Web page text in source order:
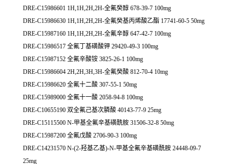
DRE-C15986601 1H,1H,2H,2H-全氟癸醇 678-39-7 100mg
DRE-C15986630 1H,1H,2H,2H-全氟癸基丙烯酸乙酯 17741-60-5 50mg
DRE-C15987160 1H,1H,2H,2H-全氟辛醇 647-42-7 100mg
DRE-C15986517 全氟丁基磺酸钾 29420-49-3 100mg
DRE-C15987152 全氟辛酸铵 3825-26-1 100mg
DRE-C15986604 2H,2H,3H,3H-全氟癸酸 812-70-4 10mg
DRE-C15986620 全氟十二酸 307-55-1 50mg
DRE-C15989000 全氟十一酸 2058-94-8 100mg
DRE-C10655190 双全氟己基次膦酸 40143-77-9 25mg
DRE-C15115500 N-甲基全氟辛基磺酰胺 31506-32-8 50mg
DRE-C15987200 全氟戊酸 2706-90-3 100mg
DRE-C14231570 N-(2-羟基乙基)-N-甲基全氟辛基磺酰胺 24448-09-7
25mg